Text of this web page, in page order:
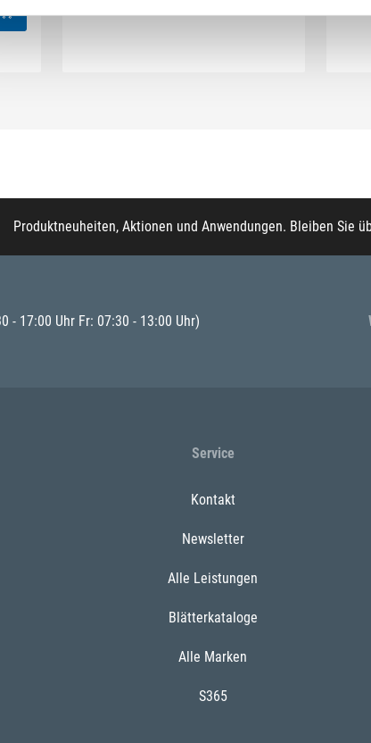
Produktneuheiten, Aktionen und Anwendungen. Bleiben Sie
- 17:00 Uhr Fr: 07:30 - 13:00 Uhr)
Service
Kontakt
Newsletter
Alle Leistungen
Blätterkataloge
Alle Marken
S365